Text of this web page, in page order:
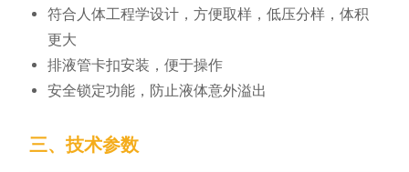
符合人体工程学设计，方便取样，低压分样，体积
更大
排液管卡扣安装，便于操作
安全锁定功能，防止液体意外溢出
三、技术参数